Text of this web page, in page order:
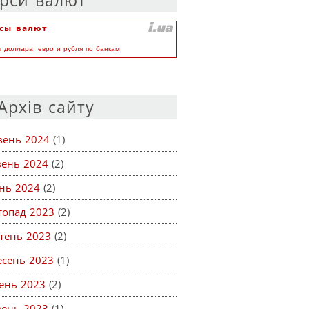
валют
доллара, евро и рубля по банкам
сайту
2024 (1)
2024 (2)
2024 (2)
2023 (2)
2023 (2)
2023 (1)
2023 (2)